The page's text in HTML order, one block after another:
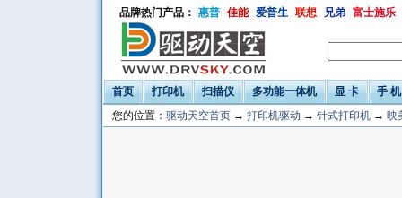
品牌热门产品： 惠普 佳能 爱普生 联想 兄弟 富士施乐
首页 打印机 扫描仪 多功能一体机 显 卡
手 机
您的位置： 驱动天空首页 → 打印机驱动 → 针式打印机 → 映